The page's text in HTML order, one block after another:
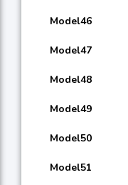
Model46
Model47
Model48
Model49
Model50
Model51